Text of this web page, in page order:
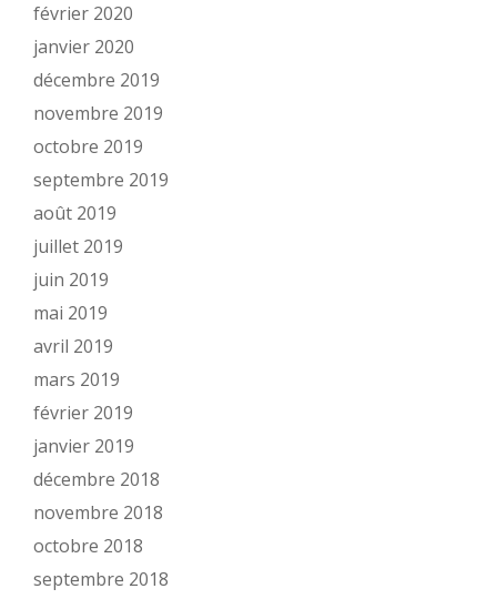
février 2020
janvier 2020
décembre 2019
novembre 2019
octobre 2019
septembre 2019
août 2019
juillet 2019
juin 2019
mai 2019
avril 2019
mars 2019
février 2019
janvier 2019
décembre 2018
novembre 2018
octobre 2018
septembre 2018